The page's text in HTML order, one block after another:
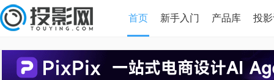
首页 新手入门 产品库 投
HDMI版本对比